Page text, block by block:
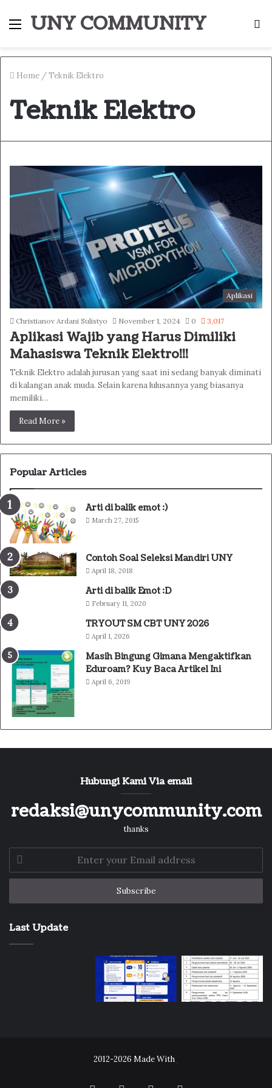
Menu
UNY COMMUNITY
Home /Teknik Elektro
Teknik Elektro
Aplikasi
Christianov Ardani Sulistyo November 1, 2024 0 3,017
Aplikasi Wajib yang Harus Dimiliki
Mahasiswa Teknik Elektro!!!
Teknik Elektro adalah jurusan yang saat ini sedang banyak diminati
di kalangan anak muda. Selain karena lulusannya yang biasanya
memiliki…
Read More »
Popular Articles
Arti di balik emot :)
March 27, 2015
Contoh Soal Seleksi Mandiri UNY
April 18, 2018
Arti di balik Emot :D
February 11, 2020
TRYOUT SM CBT UNY 2026
April 1, 2026
Masih Bingung Gimana Mengaktifkan
Eduroam? Kuy Baca Artikel Ini
April 6, 2019
Hubungi Kami Via email
redaksi@unycommunity.com
thanks
Enter
your
Email
Last Update
2012-2026 Made With